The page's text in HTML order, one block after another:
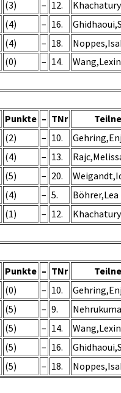
(3) – 12.
(4) – 16.
(4) – 18.
(0) – 14.
Punkte – TNr
(2) – 10.
(4) – 13.
(5) – 20.
(4) – 5.
Böhrer,Lea
(1) – 12.
Punkte – TNr
(0) – 10.
(5) – 9.
(5) – 14.
(5) – 16.
(5) – 18.